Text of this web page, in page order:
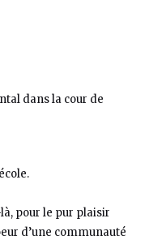
dans la cour de
pour le pur plaisir
d’une communauté